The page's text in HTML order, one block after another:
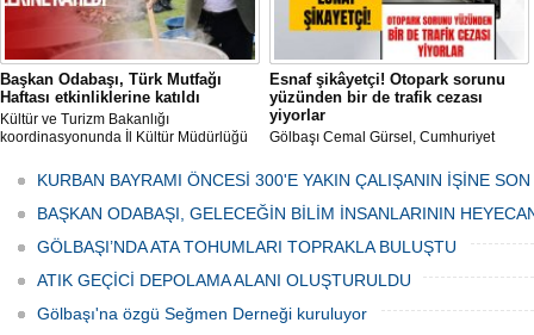
Başkan Odabaşı, Türk Mutfağı
Haftası etkinliklerine katıldı
Kültür ve Turizm Bakanlığı
koordinasyonunda İl Kültür Müdürlüğü
Haftası" etkinlikleri Ankara'da devam
ediyor.
Esnaf şikâyetçi! Otopark sorunu
yüzünden bir de trafik cezası
yiyorlar
Gölbaşı Cemal Gürsel, Cumhuriyet
bulunan esnaf ve alışverişe gelen
vatandaşlar park cezaları yüzünden
canından bezdi.
KURBAN BAYRAMI ÖNCESİ 300'E YAKIN ÇALIŞANIN İŞİNE
BAŞKAN ODABAŞI, GELECEĞİN BİLİM İNSANLARININ
GÖLBAŞI’NDA ATA TOHUMLARI TOPRAKLA BULUŞTU
ATIK GEÇİCİ DEPOLAMA ALANI OLUŞTURULDU
Gölbaşı'na özgü Seğmen Derneği kuruluyor